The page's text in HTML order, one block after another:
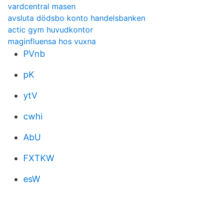
vardcentral masen
avsluta dödsbo konto handelsbanken
actic gym huvudkontor
maginfluensa hos vuxna
PVnb
pK
ytV
cwhi
AbU
FXTKW
esW